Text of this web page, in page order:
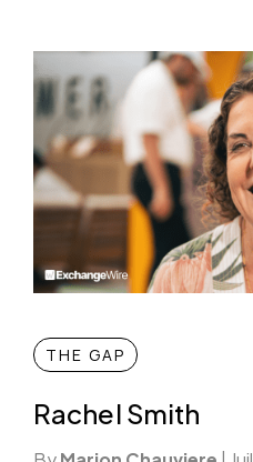
THE GAP
Rachel Smith